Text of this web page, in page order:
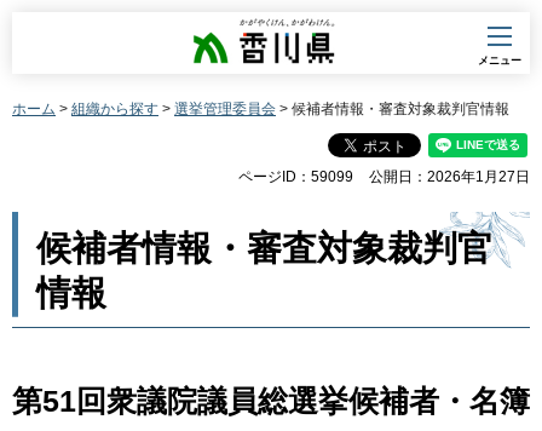
香川県
メニュー
ホーム > 組織から探す > 選挙管理委員会 > 候補者情報・審査対象裁判官情報
ページID：59099 公開日：2026年1月27日
候補者情報・審査対象裁判官
情報
第51回衆議院議員総選挙候補者・名簿